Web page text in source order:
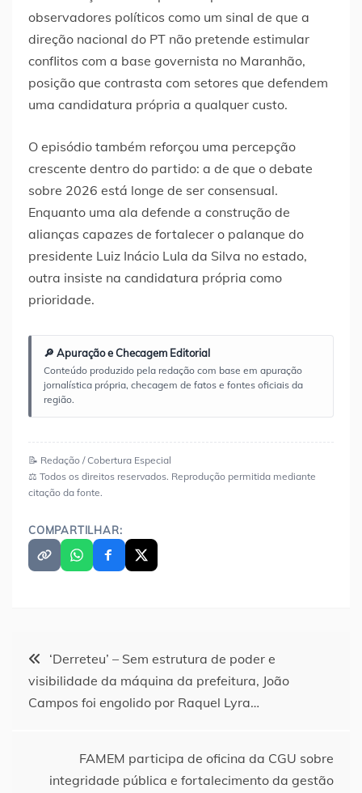
observadores políticos como um sinal de que a
direção nacional do PT não pretende estimular
conflitos com a base governista no Maranhão,
posição que contrasta com setores que defendem
uma candidatura própria a qualquer custo.
O episódio também reforçou uma percepção
crescente dentro do partido: a de que o debate
sobre 2026 está longe de ser consensual.
Enquanto uma ala defende a construção de
alianças capazes de fortalecer o palanque do
presidente Luiz Inácio Lula da Silva no estado,
outra insiste na candidatura própria como
prioridade.
🔎 Apuração e Checagem Editorial
Conteúdo produzido pela redação com base em apuração
jornalística própria, checagem de fatos e fontes oficiais da
região.
📝 Redação / Cobertura Especial
⚖️ Todos os direitos reservados. Reprodução permitida mediante
citação da fonte.
COMPARTILHAR:
Navegação
de
‘Derreteu’ – Sem estrutura de poder e
visibilidade da máquina da prefeitura, João
Campos foi engolido por Raquel Lyra…
FAMEM participa de oficina da CGU sobre
integridade pública e fortalecimento da gestão